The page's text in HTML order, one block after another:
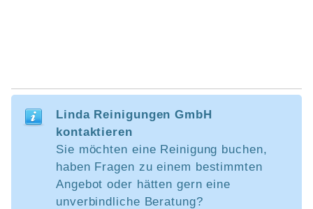
Linda Reinigungen GmbH
kontaktieren
Sie möchten eine Reinigung buchen,
haben Fragen zu einem bestimmten
Angebot oder hätten gern eine
unverbindliche Beratung?